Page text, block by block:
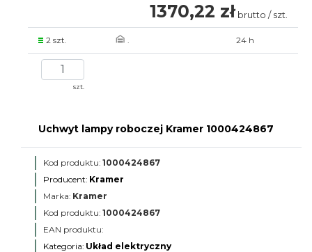
1370,22 zł brutto / szt.
2 szt. . 24 h
szt.
Uchwyt lampy roboczej Kramer 1000424867
Kod produktu: 1000424867
Producent: Kramer
Marka: Kramer
Kod produktu: 1000424867
EAN produktu:
Kategoria: Układ elektryczny